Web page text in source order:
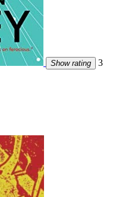
Show rating
3